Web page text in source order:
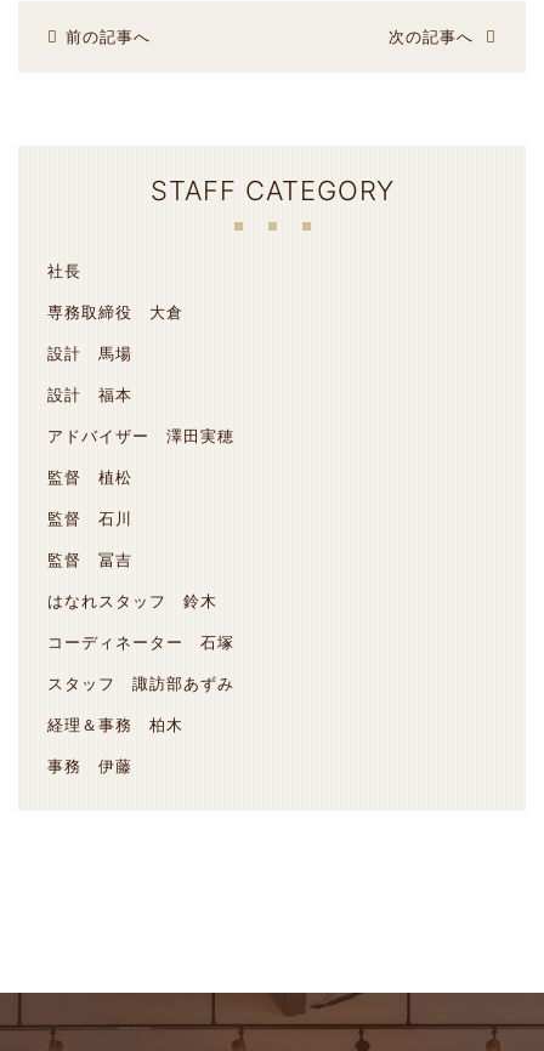
前の記事へ 次の記事へ
STAFF CATEGORY
社長
専務取締役 大倉
設計 馬場
設計 福本
アドバイザー 澤田実穂
監督 植松
監督 石川
監督 冨吉
はなれスタッフ 鈴木
コーディネーター 石塚
スタッフ 諏訪部あずみ
経理＆事務 柏木
事務 伊藤